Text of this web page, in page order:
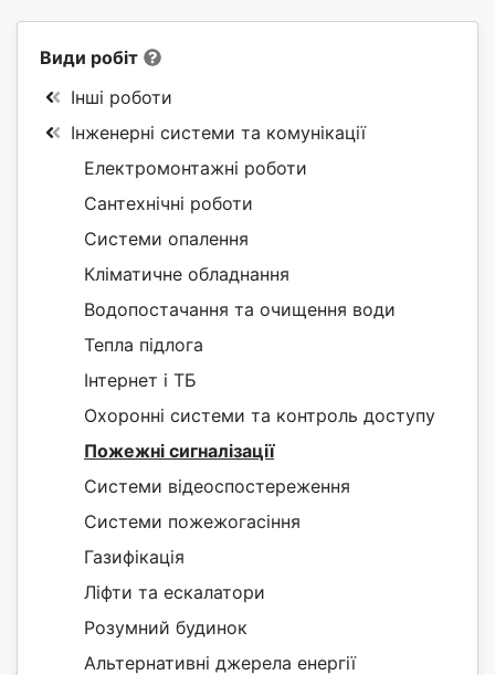
Види робіт
Інші роботи
Інженерні системи та комунікації
Електромонтажні роботи
Сантехнічні роботи
Системи опалення
Кліматичне обладнання
Водопостачання та очищення води
Тепла підлога
Інтернет і ТБ
Охоронні системи та контроль доступу
Пожежні сигналізації
Системи відеоспостереження
Системи пожежогасіння
Газифікація
Ліфти та ескалатори
Розумний будинок
Альтернативні джерела енергії